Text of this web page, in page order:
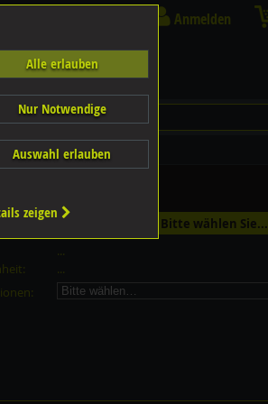
Anmelden
in 16 Grössen erhältlich - Bitte wählen Sie...
...
...
Alle erlauben
Nur Notwendige
Auswahl erlauben
zeigen